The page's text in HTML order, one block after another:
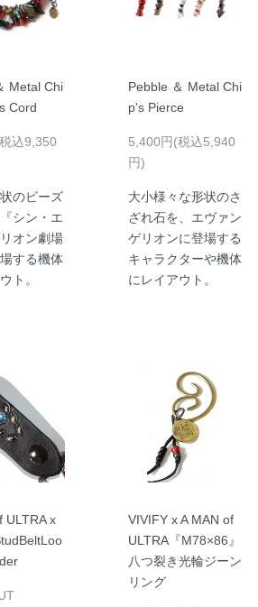
Metal Chi
Cord
込9,350
のビーズ
シン・エ
オン劇場
する機体
ト。
Pebble ＆ Metal Chi
p's Pierce
5,400円(税込5,940
円)
大小様々な形状のさ
ざれ石を、エヴァン
ゲリオンに登場する
キャラクターや機体
にレイアウト。
ULTRA x
VIVIFY x A MAN of
ULTRA『M78×86』
八つ裂き光輪ジーン
リング